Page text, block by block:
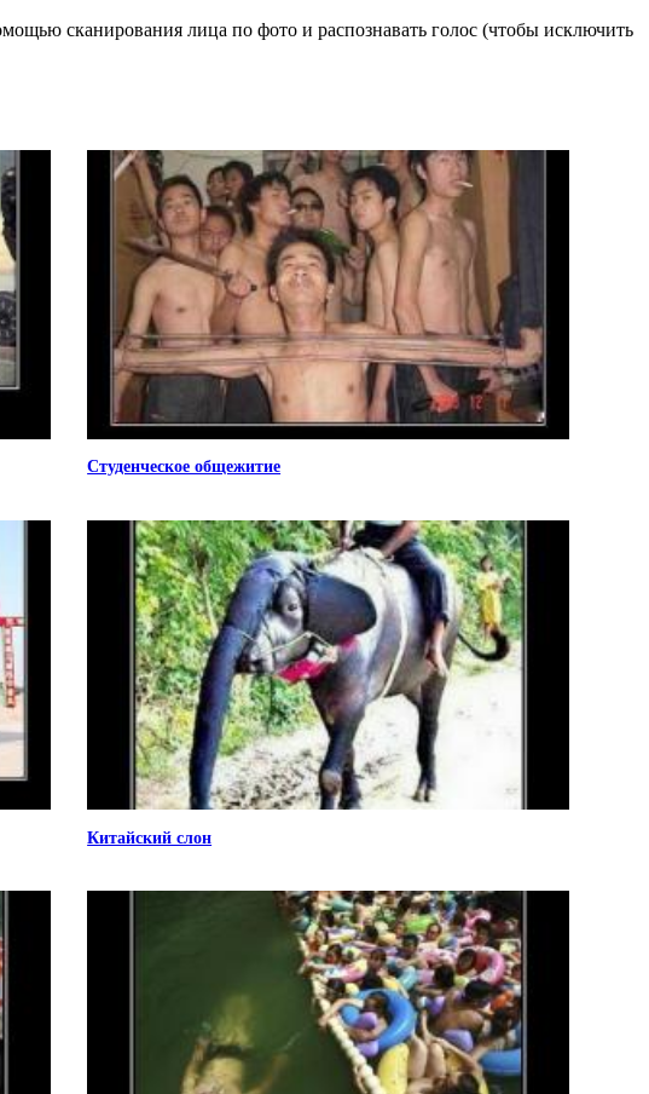
сканирования лица по фото и распознавать голос (чтобы исключить
Студенческое общежитие
Китайский слон